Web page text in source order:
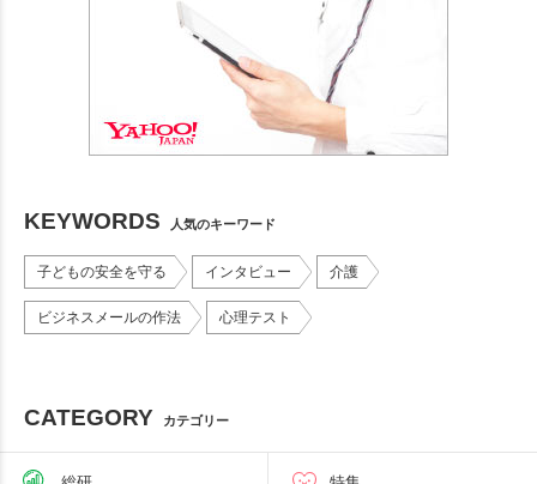
KEYWORDS 人気のキーワード
子どもの安全を守る インタビュー 介護
ビジネスメールの作法 心理テスト
CATEGORY カテゴリー